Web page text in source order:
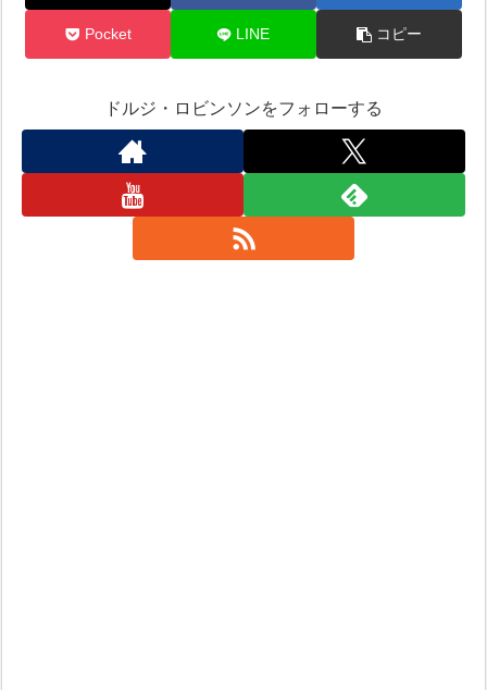
Pocket LINE コピー
ドルジ・ロビンソンをフォローする